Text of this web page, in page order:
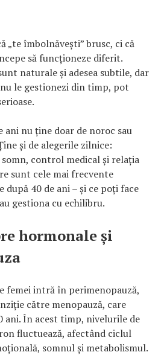
„te îmbolnăvești” brusc, ci că
să funcționeze diferit.
naturale și adesea subtile, dar
le gestionezi din timp, pot
ani nu ține doar de noroc sau
și de alegerile zilnice:
control medical și relația
sunt cele mai frecvente
după 40 de ani – și ce poți face
gestiona cu echilibru.
hormonale și
femei intră în perimenopauză,
către menopauză, care
ani. În acest timp, nivelurile de
fluctuează, afectând ciclul
somnul și metabolismul.